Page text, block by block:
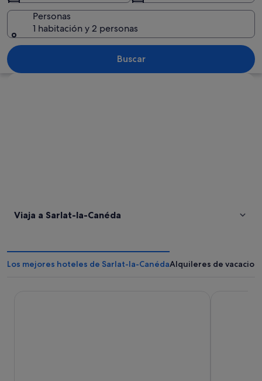
Un callejón adoquinado con
Personas
1 habitación y 2 personas
Buscar
Viaja a Sarlat-la-Canéda
Los mejores hoteles de Sarlat-la-CanédaAlquileres de